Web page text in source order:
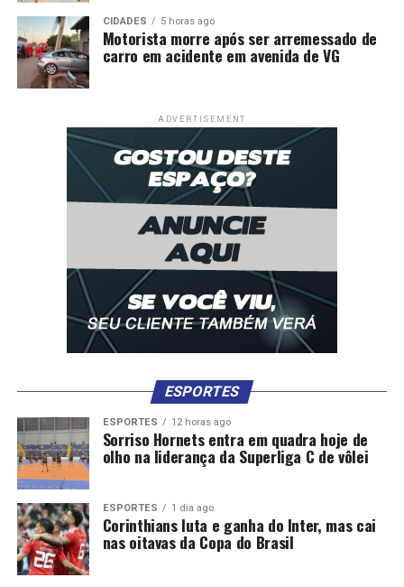
CIDADES 5 horas ago
Motorista morre após ser arremessado de
carro em acidente em avenida de VG
ADVERTISEMENT
ESPORTES
ESPORTES 12 horas ago
Sorriso Hornets entra em quadra hoje de
olho na liderança da Superliga C de vôlei
ESPORTES 1 dia ago
Corinthians luta e ganha do Inter, mas cai
nas oitavas da Copa do Brasil